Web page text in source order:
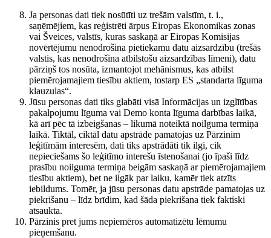
Ja personas dati tiek nosūtīti uz trešām valstīm, t. i.,
saņēmējiem, kas reģistrēti ārpus Eiropas Ekonomikas zonas
vai Šveices, valstīs, kuras saskaņā ar Eiropas Komisijas
novērtējumu nenodrošina pietiekamu datu aizsardzību (trešās
valstis, kas nenodrošina atbilstošu aizsardzības līmeni), datu
pārziņš tos nosūta, izmantojot mehānismus, kas atbilst
piemērojamajiem tiesību aktiem, tostarp ES „standarta līguma
klauzulas“.
Jūsu personas dati tiks glabāti visā Informācijas un izglītības
pakalpojumu līguma vai Demo konta līguma darbības laikā,
kā arī pēc tā izbeigšanas – likumā noteiktā noilguma termiņa
laikā. Tiktāl, ciktāl datu apstrāde pamatojas uz Pārzinim
leģitīmām interesēm, dati tiks apstrādāti tik ilgi, cik
nepieciešams šo leģitīmo interešu īstenošanai (jo īpaši līdz
prasību noilguma termiņa beigām saskaņā ar piemērojamajiem
tiesību aktiem), bet ne ilgāk par laiku, kamēr tiek atzīts
iebildums. Tomēr, ja jūsu personas datu apstrāde pamatojas uz
piekrišanu – līdz brīdim, kad šāda piekrišana tiek faktiski
atsaukta.
Pārzinis pret jums nepiemēros automatizētu lēmumu
pieņemšanu.